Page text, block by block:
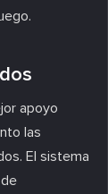
apoyo
las
El sistema